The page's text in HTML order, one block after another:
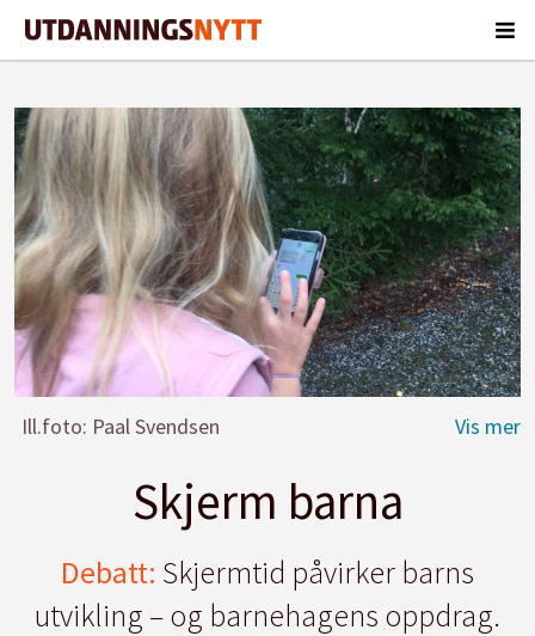
Ill.foto: Paal Svendsen
Skjerm barna
Debatt: Skjermtid påvirker barns
utvikling – og barnehagens oppdrag.